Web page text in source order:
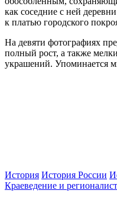
как соседние с ней
к платью городского
На девяти фотографиях
полный рост, а также
украшений. Упоминается
История История России
Краеведение и